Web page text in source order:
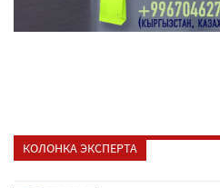
КОЛОНКА ЭКСПЕРТА